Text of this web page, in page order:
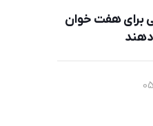
برای هفت خوان